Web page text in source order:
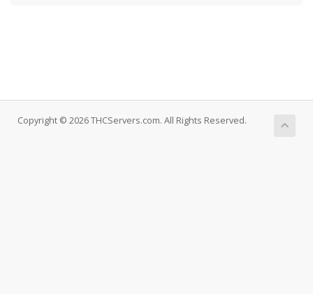
Copyright © 2026 THCServers.com. All Rights Reserved.